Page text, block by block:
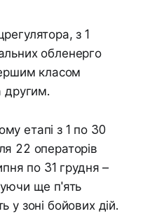
з 1
обленерго
класом
другим.
етапі з 1 по 30
22 операторів
по 31 грудня –
ще п'ять
у зоні бойових дій.